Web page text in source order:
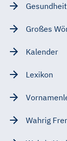
Großes
Kalender
Lexikon
Wahrig